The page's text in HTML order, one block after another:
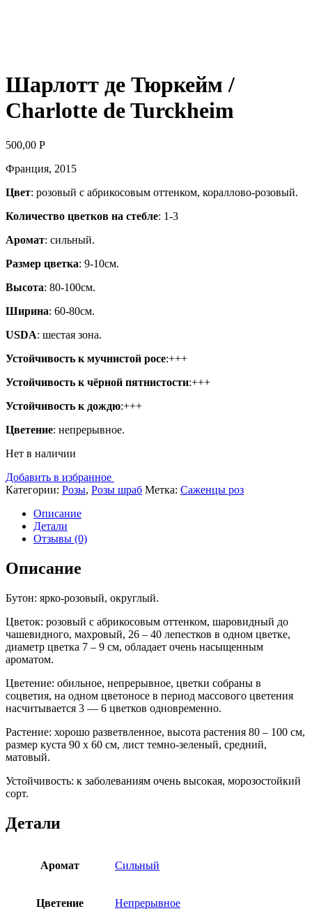
Шарлотт де Тюркейм /
Charlotte de Turckheim
500,00 Р
Франция, 2015
Цвет: розовый с абрикосовым оттенком, кораллово-розовый.
Количество цветков на стебле: 1-3
Аромат: сильный.
Размер цветка: 9-10см.
Высота: 80-100см.
Ширина: 60-80см.
USDA: шестая зона.
Устойчивость к мучнистой росе:+++
Устойчивость к чёрной пятнистости:+++
Устойчивость к дождю:+++
Цветение: непрерывное.
Нет в наличии
Добавить в избранное
Категории: Розы, Розы шраб Метка: Саженцы роз
Описание
Детали
Отзывы (0)
Описание
Бутон: ярко-розовый, округлый.
Цветок: розовый с абрикосовым оттенком, шаровидный до
чашевидного, махровый, 26 – 40 лепестков в одном цветке,
диаметр цветка 7 – 9 см, обладает очень насыщенным
ароматом.
Цветение: обильное, непрерывное, цветки собраны в
соцветия, на одном цветоносе в период массового цветения
насчитывается 3 — 6 цветков одновременно.
Растение: хорошо разветвленное, высота растения 80 – 100 см,
размер куста 90 х 60 см, лист темно-зеленый, средний,
матовый.
Устойчивость: к заболеваниям очень высокая, морозостойкий
сорт.
Детали
Аромат Сильный
Цветение Непрерывное